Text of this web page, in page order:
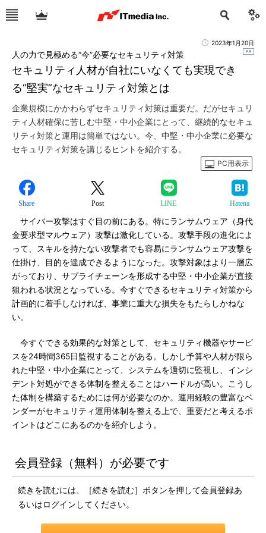
2023年1月20日
セキュリティ人材が自社にいなくても実現でき
る“堅実”なセキュリティ対策とは
人の力で見極める“今”必要なセキュリティ対策
企業規模にかかわらずセキュリティ対策は重要だ。だがセキュリ
ティ人材確保に苦しむ中堅・中小企業にとって、継続的なセキュ
リティ対策と運用は簡単ではない。今、中堅・中小企業に必要な
セキュリティ対策を講じるヒントを紹介する。
PC用表示
Share Post LINE Hatena
サイバー攻撃はすぐ目の前にある。特にランサムウェア（身代
金要求型マルウェア）攻撃は激化している。攻撃手段の進化によ
って、スキルを持たない攻撃者でも容易にランサムウェア攻撃を
仕掛け、目的を達成できるようになった。攻撃対象はより一層広
がっており、サプライチェーンを形成する中堅・中小企業が直接
狙われる状況となっている。今すぐできるセキュリティ対策から
計画的に着手しなければ、事業に重大な損失をもたらしかねな
い。
今すぐできる効果的な対策として、セキュリティ機器やサービ
スを24時間365日監視することがある。しかし予算や人材が限ら
れた中堅・中小企業にとって、システムを適切に監視し、インシ
デント対処ができる体制を整えることはハードルが高い。こうし
た体制を構築するためには何が必要なのか。運用経験の豊富なベ
ンダーがセキュリティ運用体制を整える上で、重要だと考えるポ
イントはどこにあるのかを紹介しよう。
会員登録（無料）が必要です
続きを読むには、［続きを読む］ボタンを押して会員登録あ
るいはログインしてください。